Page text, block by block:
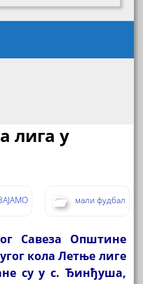
лига у
мали фудбал
Савеза Општине
кола Летње лиге
су у с. Ђинђуша,